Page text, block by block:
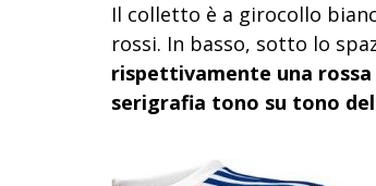
Il colletto è a girocollo
rossi. In basso, sotto lo
rispettivamente una rossa
serigrafia tono su tono